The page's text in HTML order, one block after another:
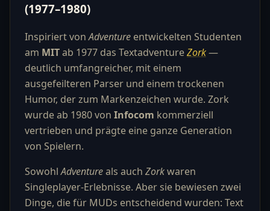
(1977–1980)
Inspiriert vonAdventure entwickelten Studenten
am MITab 1977 das TextadventureZork—
deutlich umfangreicher, mit einem
ausgefeilteren Parser und einem trockenen
Humor, der zum Markenzeichen wurde. Zork
wurde ab 1980 von Infocom kommerziell
vertrieben und prägte eine ganze Generation
von Spielern.
SowohlAdventureals auch Zorkwaren
Singleplayer-Erlebnisse. Aber sie bewiesen zwei
Dinge, die für MUDs entscheidend wurden: Text